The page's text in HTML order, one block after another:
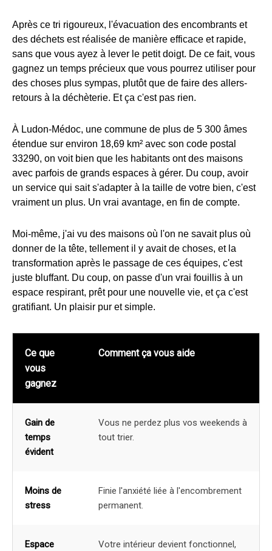
Après ce tri rigoureux, l'évacuation des encombrants et
des déchets est réalisée de manière efficace et rapide,
sans que vous ayez à lever le petit doigt. De ce fait, vous
gagnez un temps précieux que vous pourrez utiliser pour
des choses plus sympas, plutôt que de faire des allers-
retours à la déchèterie. Et ça c'est pas rien.
À Ludon-Médoc, une commune de plus de 5 300 âmes
étendue sur environ 18,69 km² avec son code postal
33290, on voit bien que les habitants ont des maisons
avec parfois de grands espaces à gérer. Du coup, avoir
un service qui sait s'adapter à la taille de votre bien, c'est
vraiment un plus. Un vrai avantage, en fin de compte.
Moi-même, j'ai vu des maisons où l'on ne savait plus où
donner de la tête, tellement il y avait de choses, et la
transformation après le passage de ces équipes, c'est
juste bluffant. Du coup, on passe d'un vrai fouillis à un
espace respirant, prêt pour une nouvelle vie, et ça c'est
gratifiant. Un plaisir pur et simple.
Ce que
vous
gagnez
Comment ça vous aide
Gain de
temps
évident
Vous ne perdez plus vos weekends à
tout trier.
Moins de
stress
Finie l'anxiété liée à l'encombrement
permanent.
Espace
Votre intérieur devient fonctionnel,